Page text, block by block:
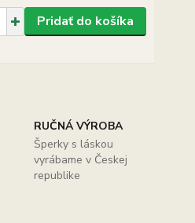
Pridať do košíka
RUČNÁ VÝROBA
Šperky s láskou
vyrábame v Českej
republike